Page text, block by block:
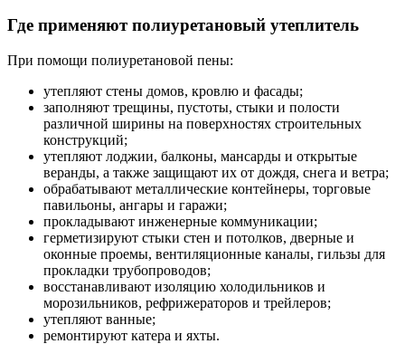
Где применяют полиуретановый утеплитель
При помощи полиуретановой пены:
утепляют стены домов, кровлю и фасады;
заполняют трещины, пустоты, стыки и полости
различной ширины на поверхностях строительных
конструкций;
утепляют лоджии, балконы, мансарды и открытые
веранды, а также защищают их от дождя, снега и ветра;
обрабатывают металлические контейнеры, торговые
павильоны, ангары и гаражи;
прокладывают инженерные коммуникации;
герметизируют стыки стен и потолков, дверные и
оконные проемы, вентиляционные каналы, гильзы для
прокладки трубопроводов;
восстанавливают изоляцию холодильников и
морозильников, рефрижераторов и трейлеров;
утепляют ванные;
ремонтируют катера и яхты.